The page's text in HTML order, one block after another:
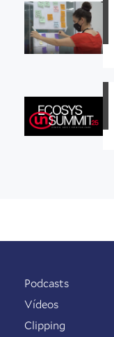
Podcasts
Vídeos
Clipping